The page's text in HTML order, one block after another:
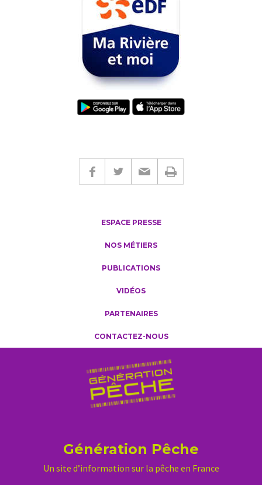
ESPACE PRESSE
NOS MÉTIERS
PUBLICATIONS
VIDÉOS
PARTENAIRES
CONTACTEZ-NOUS
Génération Pêche
Un site d’information sur la pêche en France